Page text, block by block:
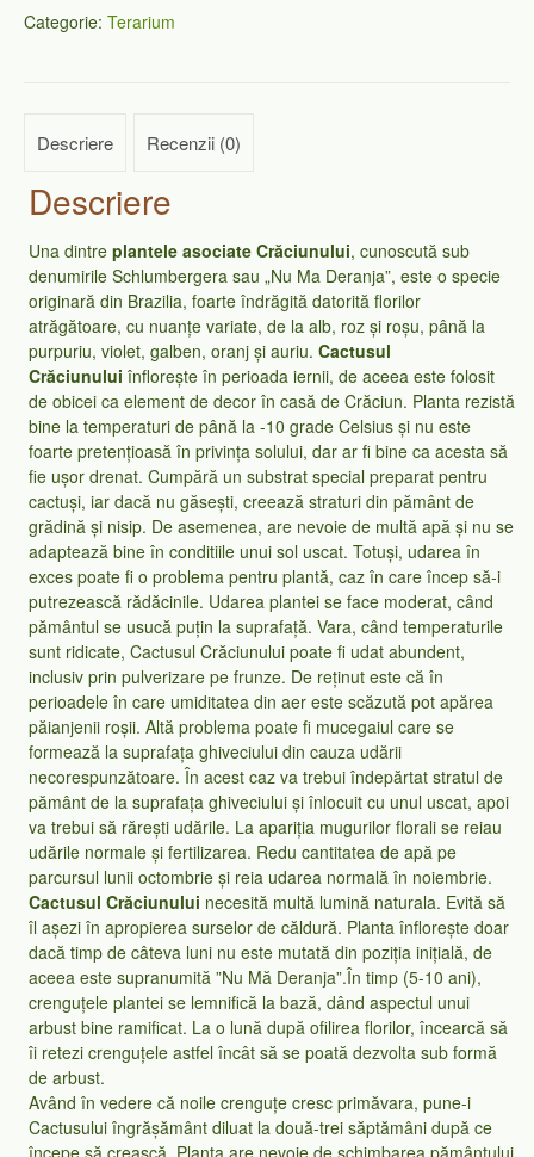
Categorie: Terarium
Descriere Recenzii (0)
Descriere
Una dintreplantele asociate Crăciunului, cunoscută sub
denumirile Schlumbergera sau „Nu Ma Deranja”, este o specie
originară din Brazilia, foarte îndrăgită datorită florilor
atrăgătoare, cu nuanțe variate, de la alb, roz și roșu, până la
purpuriu, violet, galben, oranj și auriu.Cactusul
Crăciunului înflorește în perioada iernii, de aceea este folosit
de obicei ca element de decor în casă de Crăciun. Planta rezistă
bine la temperaturi de până la -10 grade Celsius și nu este
foarte pretențioasă în privința solului, dar ar fi bine ca acesta să
fie ușor drenat. Cumpără un substrat special preparat pentru
cactuși, iar dacă nu găsești, creează straturi din pământ de
grădină și nisip. De asemenea, are nevoie de multă apă și nu se
adaptează bine în conditiile unui sol uscat. Totuși, udarea în
exces poate fi o problema pentru plantă, caz în care încep să-i
putrezească rădăcinile. Udarea plantei se face moderat, când
pământul se usucă puțin la suprafață. Vara, când temperaturile
sunt ridicate, Cactusul Crăciunului poate fi udat abundent,
inclusiv prin pulverizare pe frunze. De reținut este că în
perioadele în care umiditatea din aer este scăzută pot apărea
păianjenii roșii. Altă problema poate fi mucegaiul care se
formează la suprafața ghiveciului din cauza udării
necorespunzătoare. În acest caz va trebui îndepărtat stratul de
pământ de la suprafața ghiveciului și înlocuit cu unul uscat, apoi
va trebui să rărești udările. La apariția mugurilor florali se reiau
udările normale și fertilizarea. Redu cantitatea de apă pe
parcursul lunii octombrie și reia udarea normală în noiembrie.
Cactusul Crăciunului necesită multă lumină naturala. Evită să
îl așezi în apropierea surselor de căldură. Planta înflorește doar
dacă timp de câteva luni nu este mutată din poziția inițială, de
aceea este supranumită ”Nu Mă Deranja”.În timp (5-10 ani),
crenguțele plantei se lemnifică la bază, dând aspectul unui
arbust bine ramificat. La o lună după ofilirea florilor, încearcă să
îi retezi crenguțele astfel încât să se poată dezvolta sub formă
de arbust.
Având în vedere că noile crenguțe cresc primăvara, pune-i
Cactusului îngrășământ diluat la două-trei săptămâni după ce